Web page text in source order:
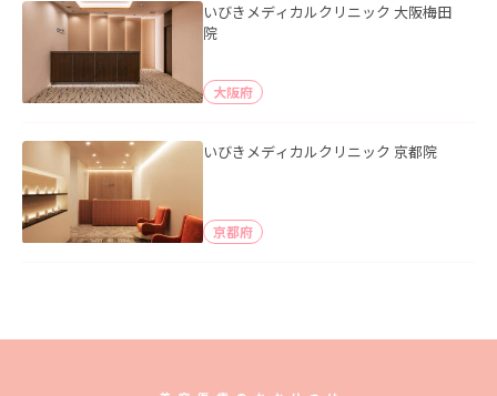
いびきメディカルクリニック 大阪梅田
院
大阪府
いびきメディカルクリニック 京都院
京都府